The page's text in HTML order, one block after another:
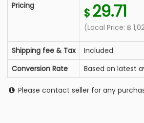
Pricing
$ 29.71
(Local Price: ฿
Shipping fee & Tax
Included
Conversion Rate
Based on latest
Please contact seller for any